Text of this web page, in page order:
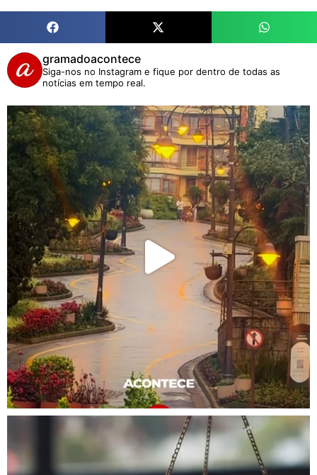
gramadoacontece
Siga-nos no Instagram e fique por dentro de todas as
notícias em tempo real.